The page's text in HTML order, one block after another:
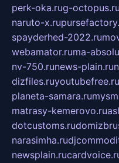
perk-oka.rug-octopus.ru
naruto-x.ru
spayderhed-2022.ru
webamator.ruma-
nv-750.runews-plain.ru
dizfiles.ruyoutubefree.ru
planeta-samara.ru
matrasy-kemerovo.ru
dotcustoms.ru
narasimha.ru
newsplain.ru